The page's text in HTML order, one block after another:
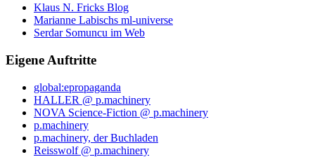
Klaus N. Fricks Blog
Marianne Labischs ml-universe
Serdar Somuncu im Web
Eigene Auftritte
global:epropaganda
HALLER @ p.machinery
NOVA Science-Fiction @ p.machinery
p.machinery
p.machinery, der Buchladen
Reisswolf @ p.machinery